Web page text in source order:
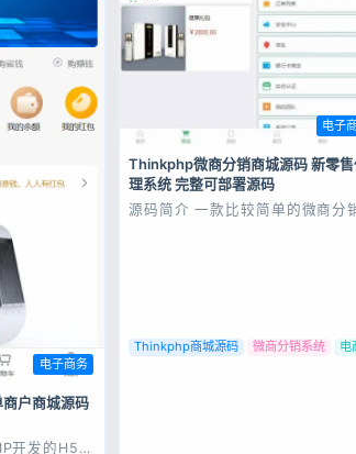
电子商务
户商城源码
开发的H5拼
电子
Thinkphp微商分销商城源码 新零
理系统 完整可部署源码
源码简介 一款比较简单的微商分
Thinkphp商城源码 微商分销系统 电